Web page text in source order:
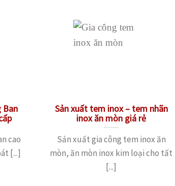
Ban
cao
[...]
Sản xuất tem inox – tem nhãn
inox ăn mòn giá rẻ
Sản xuất gia công tem inox ăn
mòn, ăn mòn inox kim loại cho tất
[...]